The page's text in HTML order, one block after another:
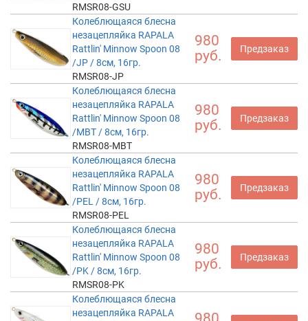
RMSR08-GSU
Колеблющаяся блесна
незацепляйка RAPALA
Rattlin' Minnow Spoon 08
/JP / 8см, 16гр.
RMSR08-JP
980
руб.
Предзаказ
Колеблющаяся блесна
незацепляйка RAPALA
Rattlin' Minnow Spoon 08
/MBT / 8см, 16гр.
RMSR08-MBT
980
руб.
Предзаказ
Колеблющаяся блесна
незацепляйка RAPALA
Rattlin' Minnow Spoon 08
/PEL / 8см, 16гр.
RMSR08-PEL
980
руб.
Предзаказ
Колеблющаяся блесна
незацепляйка RAPALA
Rattlin' Minnow Spoon 08
/PK / 8см, 16гр.
RMSR08-PK
980
руб.
Предзаказ
Колеблющаяся блесна
незацепляйка RAPALA